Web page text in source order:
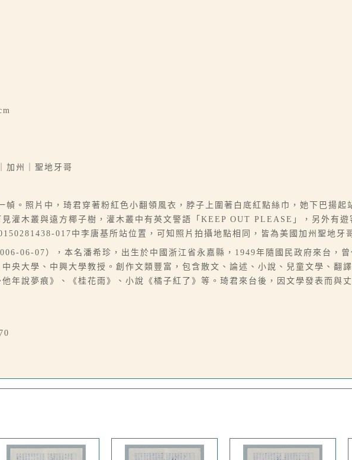
加州｜聖地牙哥
幀。照片中，琦君穿著粉紅色小翻領風衣，脖子上圍著白底紅點絲巾，她下巴揚
灌木叢與遠方椰子樹，灌木叢中有英文警語「KEEP OUT PLEASE」，另外有
017中李唐基所站位置，可知照片拍攝地點相同，皆為美國加州聖地牙
06-07），本名潘希珍，出生於中國浙江省永嘉縣，1949年隨國民政府來台，
央大學、中興大學教授。創作文類豐富，包含散文、論述、小說、兒童文學、翻
年說夢痕》、《桂花雨》、小說《橘子紅了》等。琦君來台後，因文學發表而與